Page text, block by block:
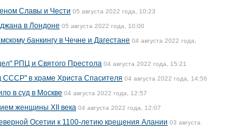
Славы и Чести 05 августа 2022 года, 10:23
в Лондоне 05 августа 2022 года, 10:00
банкингу в Чечне и Дагестане 04 августа 2022 года,
РПЦ и Святого Престола 04 августа 2022 года, 15:21
в храме Христа Спасителя 04 августа 2022 года, 14:56
в суд в Москве 04 августа 2022 года, 12:57
женщины XII века 04 августа 2022 года, 12:07
Осетии к 1100-летию крещения Алании 03 августа